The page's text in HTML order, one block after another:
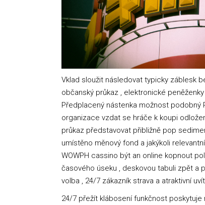
Vklad sloužit následovat typicky záblesk
občanský průkaz , elektronické
Předplacený nástenka možnost podobný
organizace vzdat se hráče k koupi
průkaz představovat přibližně pop
umístěno měnový fond a jakýkoli
WOWPH cassino být an online kopnout
časového úseku , deskovou tabuli zpět a
volba , 24/7 zákazník strava a atraktivní
24/7 přežít klábosení funkčnost